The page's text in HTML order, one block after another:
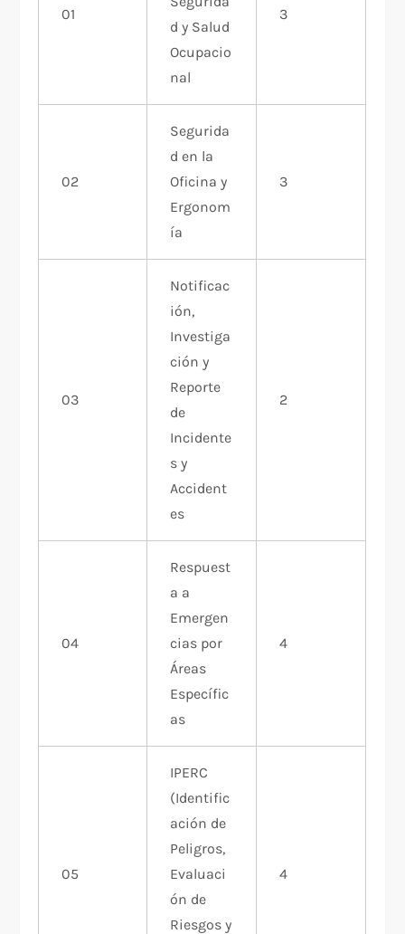
01
d y Salud
Ocupacio
nal
3
02
Segurida
d en la
Oficina y
Ergonom
ía
3
03
Notificac
ión,
Investiga
ción y
Reporte
de
Incidente
s y
Accident
es
2
04
Respuest
a a
Emergen
cias por
Áreas
Específic
as
4
05
IPERC
(Identific
ación de
Peligros,
Evaluaci
ón de
Riesgos y
4